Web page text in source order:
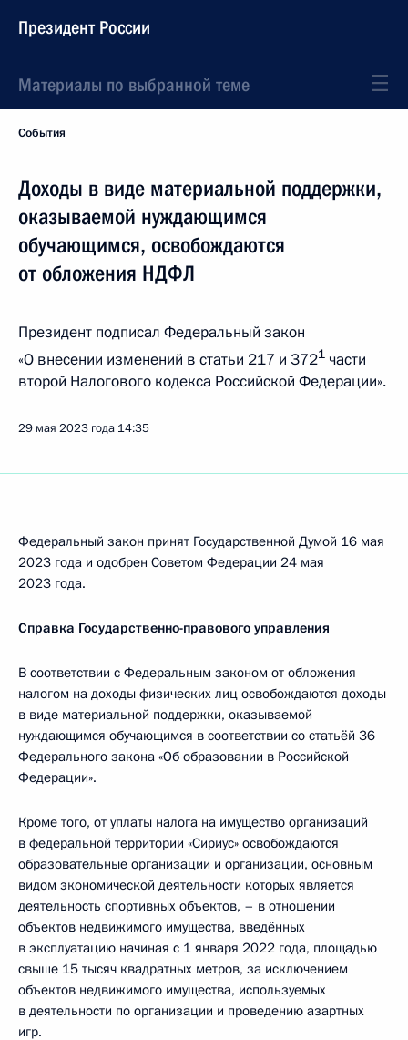
Президент России
Материалы по выбранной теме
События
Доходы в виде материальной поддержки,
оказываемой нуждающимся
обучающимся, освобождаются
от обложения НДФЛ
Президент подписал Федеральный закон
«О внесении изменений в статьи 217 и 3721 части
второй Налогового кодекса Российской Федерации».
29 мая 2023 года 14:35
Федеральный закон принят Государственной Думой 16 мая
2023 года и одобрен Советом Федерации 24 мая
2023 года.
Справка Государственно-правового управления
В соответствии с Федеральным законом от обложения
налогом на доходы физических лиц освобождаются доходы
в виде материальной поддержки, оказываемой
нуждающимся обучающимся в соответствии со статьёй 36
Федерального закона «Об образовании в Российской
Федерации».
Кроме того, от уплаты налога на имущество организаций
в федеральной территории «Сириус» освобождаются
образовательные организации и организации, основным
видом экономической деятельности которых является
деятельность спортивных объектов, – в отношении
объектов недвижимого имущества, введённых
в эксплуатацию начиная с 1 января 2022 года, площадью
свыше 15 тысяч квадратных метров, за исключением
объектов недвижимого имущества, используемых
в деятельности по организации и проведению азартных
игр.